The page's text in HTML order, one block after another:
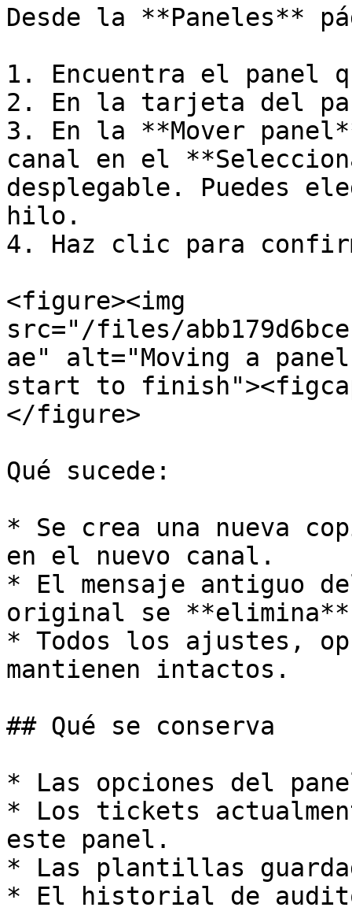
Desde la **Paneles**
1. Encuentra el panel
2. En la tarjeta del
3. En la **Mover
canal en el
desplegable. Puedes
hilo.
4. Haz clic para
<figure><img
src="/files/
ae" alt="Moving a
start to
</figure>
Qué sucede:
* Se crea una nueva
en el nuevo canal.
* El mensaje antiguo
original se
* Todos los ajustes,
mantienen intactos.
## Qué se conserva
* Las opciones del
* Los tickets
este panel.
* Las plantillas
* El historial de